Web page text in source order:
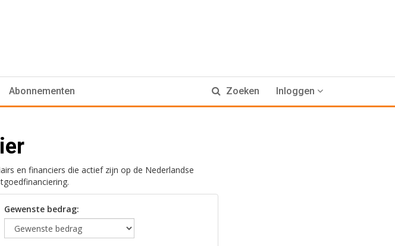
Abonnementen Zoeken Inloggen
en financiers die actief zijn op de Nederlandse
Gewenste bedrag: